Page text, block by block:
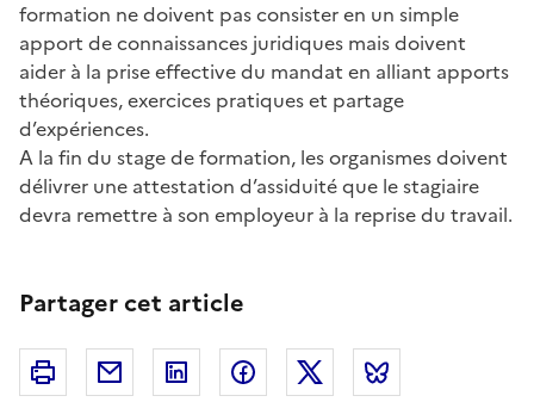
formation ne doivent pas consister en un simple
apport de connaissances juridiques mais doivent
aider à la prise effective du mandat en alliant apports
théoriques, exercices pratiques et partage
d’expériences.
A la fin du stage de formation, les organismes doivent
délivrer une attestation d’assiduité que le stagiaire
devra remettre à son employeur à la reprise du travail.
Partager cet article
Imprimer Courriel Linkedin FacebookTwitter